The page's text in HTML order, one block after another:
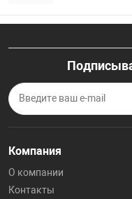
Компания
О компании
Контакты